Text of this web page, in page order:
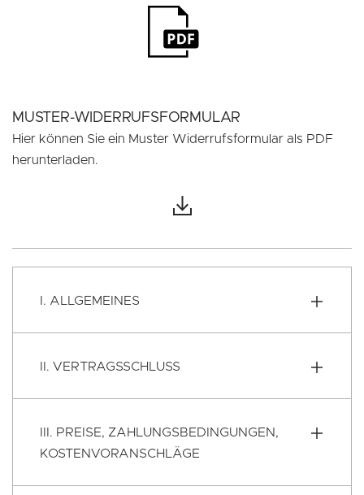
MUSTER-WIDERRUFSFORMULAR
Hier können Sie ein Muster Widerrufsformular als PDF
herunterladen.
I. ALLGEMEINES
II. VERTRAGSSCHLUSS
III. PREISE, ZAHLUNGSBEDINGUNGEN,
KOSTENVORANSCHLÄGE